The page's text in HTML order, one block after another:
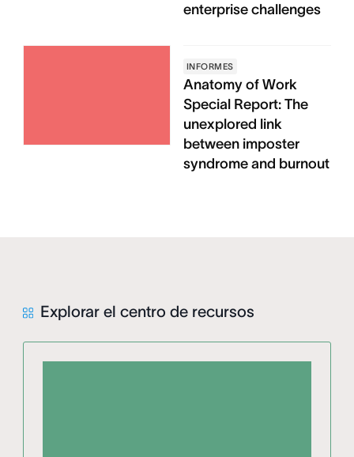
enterprise challenges
INFORMES
Anatomy of Work
Special Report: The
unexplored link
between imposter
syndrome and burnout
Explorar el centro de recursos